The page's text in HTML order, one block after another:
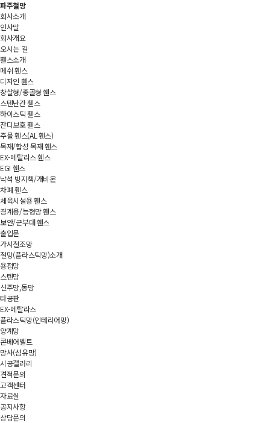
파주철망
회사소개
인사말
회사개요
오시는 길
휀스소개
메쉬 휀스
디자인 휀스
창살형/종골형 휀스
스텐난간 휀스
하이스틱 휀스
잔디보호 휀스
주물 휀스(AL 휀스)
목재/합성 목재 휀스
EX-메탈라스 휀스
EGI 휀스
낙석 방지책/개비온
차폐 휀스
체육시설용 휀스
경계용/능형망 휀스
보안/군부대 휀스
출입문
가시철조망
철망(플라스틱망)소개
용접망
스텐망
신주망,동망
타공판
EX-메탈라스
플라스틱망(인테리어망)
양계망
콘베어벨트
망사(섬유망)
시공갤러리
견적문의
고객센터
자료실
공지사항
상담문의